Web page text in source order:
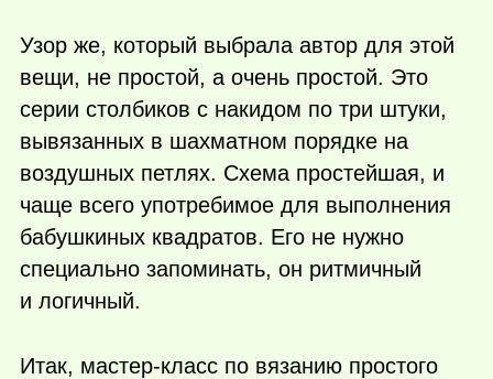
Узор же, который выбрала автор для этой
вещи, не простой, а очень простой. Это
серии столбиков с накидом по три штуки,
вывязанных в шахматном порядке на
воздушных петлях. Схема простейшая, и
чаще всего употребимое для выполнения
бабушкиных квадратов. Его не нужно
специально запоминать, он ритмичный
и логичный.
Итак, мастер-класс по вязанию простого